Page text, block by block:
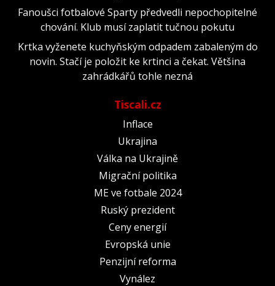
Fanoušci fotbalové Sparty předvedli nepochopitelné
chování. Klub musí zaplatit tučnou pokutu
Krtka vyženete kuchyňským odpadem zabaleným do
novin. Stačí je položit ke krtinci a čekat. Většina
zahrádkářů tohle nezná
Tiscali.cz
Inflace
Ukrajina
Válka na Ukrajině
Migrační politika
ME ve fotbale 2024
Ruský prezident
Ceny energií
Evropská unie
Penzijní reforma
Vynález